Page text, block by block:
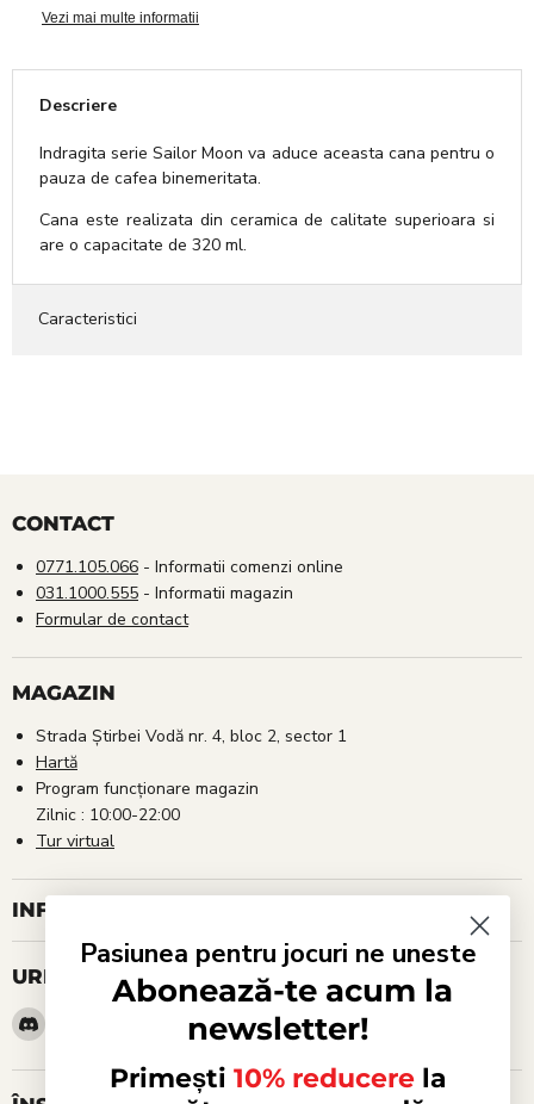
Vezi mai multe informatii
Descriere
Indragita serie Sailor Moon va aduce aceasta cana pentru o
pauza de cafea binemeritata.
Cana este realizata din ceramica de calitate superioara si
are o capacitate de 320 ml.
Caracteristici
CONTACT
0771.105.066 - Informatii comenzi online
031.1000.555 - Informatii magazin
Formular de contact
MAGAZIN
Strada Știrbei Vodă nr. 4, bloc 2, sector 1
Hartă
Program funcționare magazin
Zilnic : 10:00-22:00
Tur virtual
INFORMAȚII UTILE
URMARESTE-NE
Gasiti-
pe
Discord
Goblinpe
Facebook
Gasiti-
ne
pe
Instagram
Gasiti-
ne
pe
Gasiti-
ne
pe
Pasiunea pentru jocuri ne uneste
Abonează-te acum la
newsletter!
Primești 10% reducerela